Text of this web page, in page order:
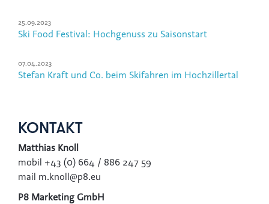
25.09.2023
Ski Food Festival: Hochgenuss zu Saisonstart
07.04.2023
Stefan Kraft und Co. beim Skifahren im Hochzillertal
KONTAKT
Matthias Knoll
mobil +43 (0) 664 / 886 247 59
mail m.knoll@p8.eu
P8 Marketing GmbH